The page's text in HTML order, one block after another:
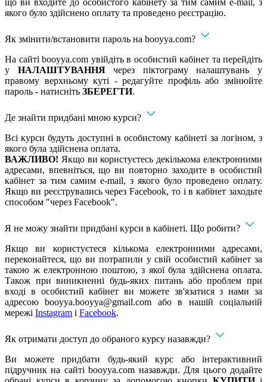
якого було здійснено оплату та проведено реєстрацію.
Як змінити/встановити пароль на booyya.com?
На сайті booyya.com увійдіть в особистий кабінет та перейдіть
у НАЛАШТУВАННЯчерез піктограму налаштувань у
правому верхньому куті - редагуйте профіль або змінюйте
пароль - натисніть ЗБЕРЕГТИ.
Де знайти придбані мною курси?
Всі курси будуть доступні в особистому кабінеті за логіном, з
якого була здійснена оплата.
ВАЖЛИВО! Якщо ви користуєтесь декількома електронними
адресами, впевніться, що ви повторно заходите в особистий
кабінет за тим самим e-mail, з якого було проведено оплату.
Якщо ви реєструвались через Facebook, то і в кабінет заходьте
способом "через Facebook".
Я не можу знайти придбані курси в кабінеті. Що робити?
Якщо ви користуєтеся кількома електронними адресами,
переконайтеся, що ви потрапили у свій особистий кабінет за
такою ж електронною поштою, з якої була здійснена оплата.
Також при виникненні будь-яких питань або проблем при
вході в особистий кабінет ви можете зв'язатися з нами за
адресоюbooyya.booyya@gmail.com або в нашій соціальній
мережі Instagram і Facebook.
Як отримати доступ до обраного курсу назавжди?
Ви можете придбати будь-який курс або інтерактивний
підручник на сайті booyya.com назавжди. Для цього додайте